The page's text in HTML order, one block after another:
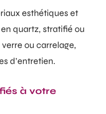
esthétiques et
quartz, stratifié ou
ou carrelage,
d’entretien.
à votre